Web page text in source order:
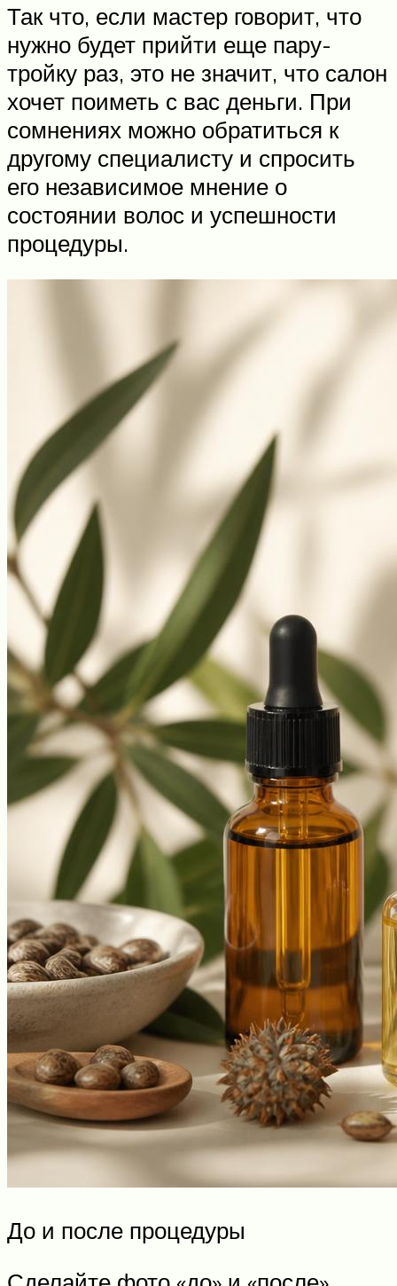
Так что, если мастер говорит, что
нужно будет прийти еще пару-
тройку раз, это не значит, что салон
хочет поиметь с вас деньги. При
сомнениях можно обратиться к
другому специалисту и спросить
его независимое мнение о
состоянии волос и успешности
процедуры.
До и после процедуры